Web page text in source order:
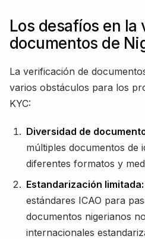
Los desafíos en
documentos de
La verificación de
varios obstáculos para los
KYC:
Diversidad de
múltiples documentos de
diferentes formatos y
Estandarización limitada:
estándares ICAO para
documentos nigerianos
internacionales